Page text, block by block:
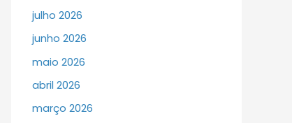
julho 2026
junho 2026
maio 2026
abril 2026
março 2026